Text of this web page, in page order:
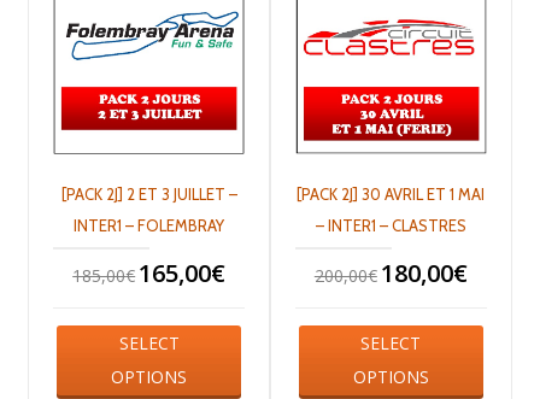
[PACK 2J] 2 ET 3 JUILLET –
INTER1 – FOLEMBRAY
185,00€ 165,00€
SELECT
OPTIONS
[PACK 2J] 30 AVRIL ET 1 MAI
– INTER1 – CLASTRES
200,00€ 180,00€
SELECT
OPTIONS